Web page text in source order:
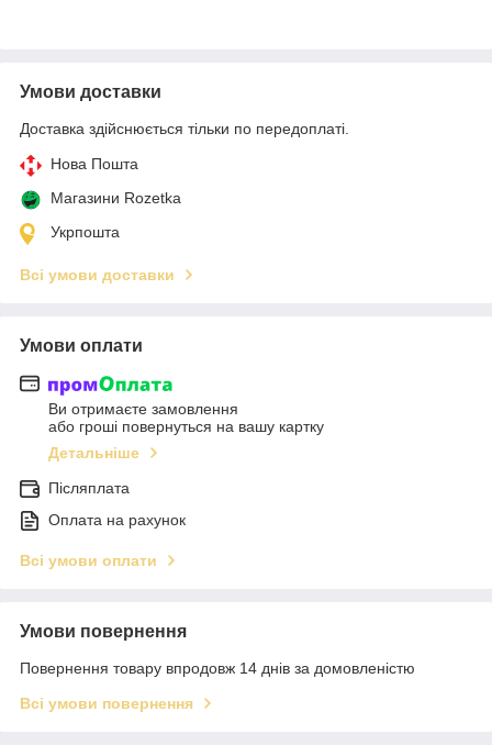
Умови доставки
Доставка здійснюється тільки по передоплаті.
Нова Пошта
Магазини Rozetka
Укрпошта
Всі умови доставки
Умови оплати
Ви отримаєте замовлення
або гроші повернуться на вашу картку
Детальніше
Післяплата
Оплата на рахунок
Всі умови оплати
Умови повернення
Повернення товару впродовж 14 днів за домовленістю
Всі умови повернення